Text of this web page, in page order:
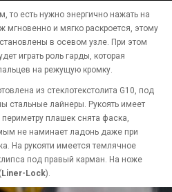
то есть нужно энергично нажать на
мгновенно и мягко раскроется, этому
в осевом узле. При этом
играть роль гарды, которая
на режущую кромку.
из стеклотекстолита G10, под
стальные лайнеры. Рукоять имеет
плашек снята фаска,
не наминает ладонь даже при
На рукояти имеется темлячное
под правый карман. На ноже
(Liner-Lock).